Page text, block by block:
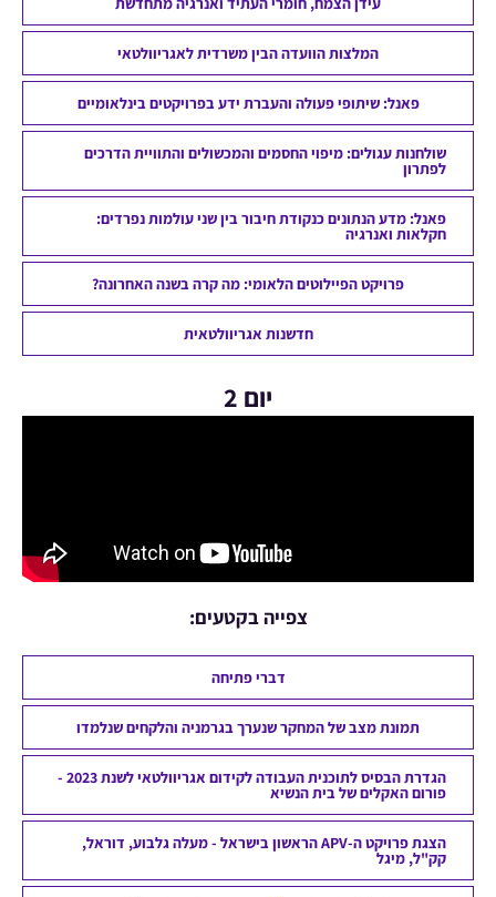
המלצות הוועדה הבין משרדית לאגריוולטאי
פאנל: שיתופי פעולה והעברת ידע בפרויקטים בינלאומיים
שולחנות עגולים: מיפוי החסמים והמכשולים והתוויית הדרכים
לפתרון
פאנל: מדע הנתונים כנקודת חיבור בין שני עולמות נפרדים:
חקלאות ואנרגיה
פרויקט הפיילוטים הלאומי: מה קרה בשנה האחרונה?
חדשנות אגריוולטאית
יום 2
צפייה בקטעים:
דברי פתיחה
תמונת מצב של המחקר שנערך בגרמניה והלקחים שנלמדו
הגדרת הבסיס לתוכנית העבודה לקידום אגריוולטאי לשנת 2023 -
פורום האקלים של בית הנשיא
הצגת פרויקט ה-APV הראשון בישראל - מעלה גלבוע, דוראל,
קק"ל, מיגל